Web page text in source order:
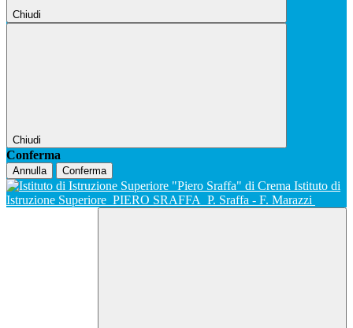
Chiudi
Chiudi
Conferma
Annulla Conferma
Istituto di
Istruzione Superiore PIERO SRAFFA P. Sraffa - F. Marazzi